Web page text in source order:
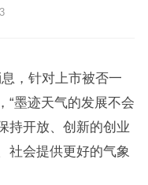
，针对上市被否一
“墨迹天气的发展不会
持开放、创新的创业
社会提供更好的气象